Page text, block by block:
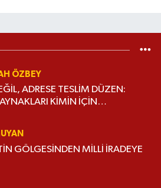
ÖZBEY
ADRESE TESLİM DÜZEN:
KİMİN İÇİN
GÖLGESİNDEN MİLLİ İRADEYE